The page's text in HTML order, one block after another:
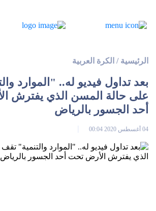
الرئيسية / الكرة العربية
بعد تداول فيديو له.. "الموارد
على حالة المسن الذي يفترش
أحد الجسور بالرياض
04 أغسطس 2020 00:04